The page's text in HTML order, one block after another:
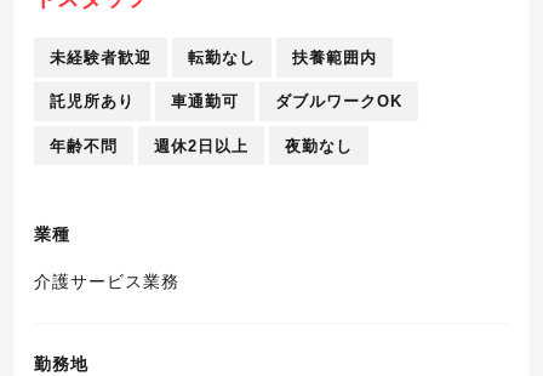
未経験者歓迎 転勤なし 扶養範囲内
託児所あり 車通勤可 ダブルワークOK
年齢不問 週休2日以上 夜勤なし
業種
介護サービス業務
勤務地